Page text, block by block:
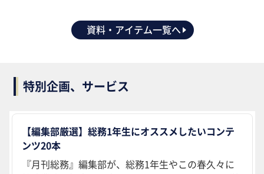
資料・アイテム一覧へ
特別企画、サービス
【編集部厳選】総務1年生にオススメしたいコンテ
ンツ20本
『月刊総務』編集部が、総務1年生やこの春久々に